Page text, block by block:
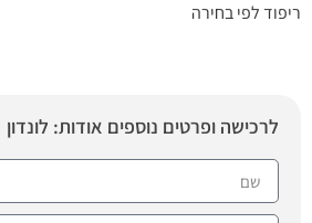
ריפוד לפי בחירה
לרכישה ופרטים נוספים אודות: לונדון